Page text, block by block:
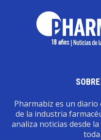
Pharmabiz es un diario
de la industria
analiza noticias desde